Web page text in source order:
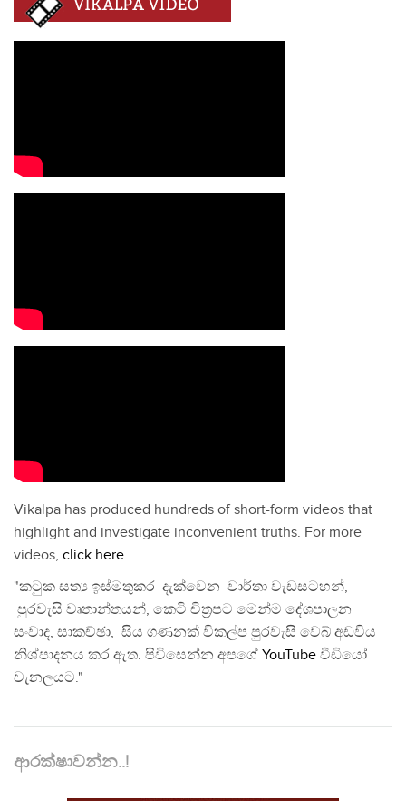
Vikalpa has produced hundreds of short-form videos that
highlight and investigate inconvenient truths. For more
videos, click here.
"කටුක සත්‍ය ඉස්මතුකර දැක්වෙන වාර්තා වැඩසටහන්,
පුරවැසි වෘතාන්තයන්, කෙටි චිත්‍රපට මෙන්ම දේශපාලන
සංවාද, සාකච්ඡා, සිය ගණනක් විකල්ප පුරවැසි වෙබ් අඩවිය
නිශ්පාදනය කර ඇත. පිවිසෙන්න අපගේ YouTube වීඩියෝ
චැනලයට."
ආරක්ෂාවන්න..!